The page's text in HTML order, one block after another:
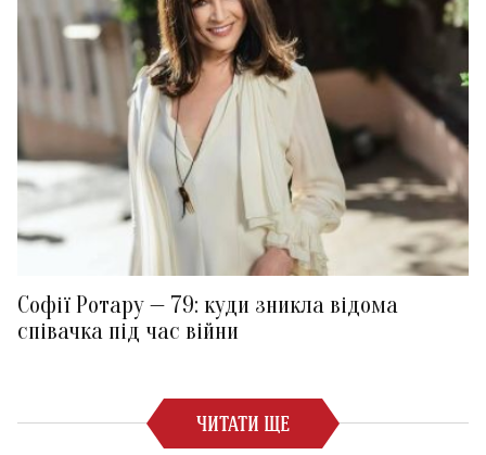
Софії Ротару — 79: куди зникла відома
співачка під час війни
ЧИТАТИ ЩЕ